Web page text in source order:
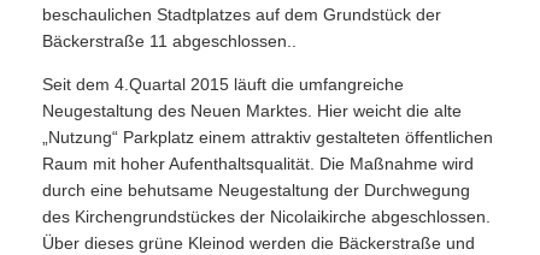
beschaulichen Stadtplatzes auf dem Grundstück der
Bäckerstraße 11 abgeschlossen..
Seit dem 4.Quartal 2015 läuft die umfangreiche
Neugestaltung des Neuen Marktes. Hier weicht die alte
„Nutzung“ Parkplatz einem attraktiv gestalteten öffentlichen
Raum mit hoher Aufenthaltsqualität. Die Maßnahme wird
durch eine behutsame Neugestaltung der Durchwegung
des Kirchengrundstückes der Nicolaikirche abgeschlossen.
Über dieses grüne Kleinod werden die Bäckerstraße und